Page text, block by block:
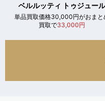
ベルルッティ トゥジュール
単品買取価格30,000円がおまと
買取で33,000円